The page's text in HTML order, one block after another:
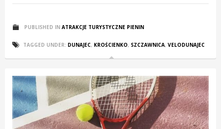
PUBLISHED IN ATRAKCJE TURYSTYCZNE PIENIN
TAGGED UNDER: DUNAJEC, KROŚCIENKO, SZCZAWNICA, VELODUNAJEC